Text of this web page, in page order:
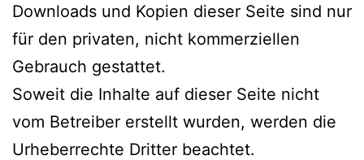
Downloads und Kopien dieser Seite sind nur
für den privaten, nicht kommerziellen
Gebrauch gestattet.
Soweit die Inhalte auf dieser Seite nicht
vom Betreiber erstellt wurden, werden die
Urheberrechte Dritter beachtet.